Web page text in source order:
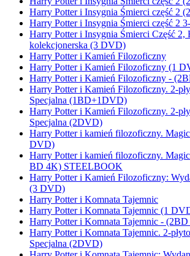
Harry Potter i Insygnia Śmierci część 2
Harry Potter i Insygnia Śmierci część 2
Harry Potter i Insygnia Śmierci Część 2,
kolekcjonerska (3 DVD)
Harry Potter i Kamień Filozoficzny
Harry Potter i Kamień Filozoficzny (1
Harry Potter i Kamień Filozoficzny -
Harry Potter i Kamień Filozoficzny. 2-
Specjalna (1BD+1DVD)
Harry Potter i Kamień Filozoficzny. 2-
Specjalna (2DVD)
Harry Potter i kamień filozoficzny.
DVD)
Harry Potter i kamień filozoficzny.
BD 4K) STEELBOOK
Harry Potter i Kamień Filozoficzny:
(3 DVD)
Harry Potter i Komnata Tajemnic
Harry Potter i Komnata Tajemnic (1
Harry Potter i Komnata Tajemnic -
Harry Potter i Komnata Tajemnic. 2-
Specjalna (2DVD)